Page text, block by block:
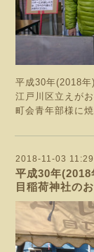
平成30年(2018
江戸川区立えが
町会青年部様に
2018-11-03
平成30年
目稲荷神社の